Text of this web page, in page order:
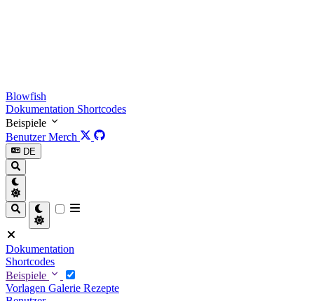
Blowfish
Dokumentation Shortcodes
Beispiele
BenutzerMerch
DE
Dokumentation
Shortcodes
Beispiele
Vorlagen Galerie Rezepte